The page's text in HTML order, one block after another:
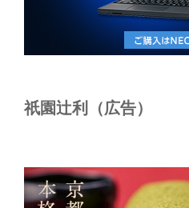
祇園辻利（広告）